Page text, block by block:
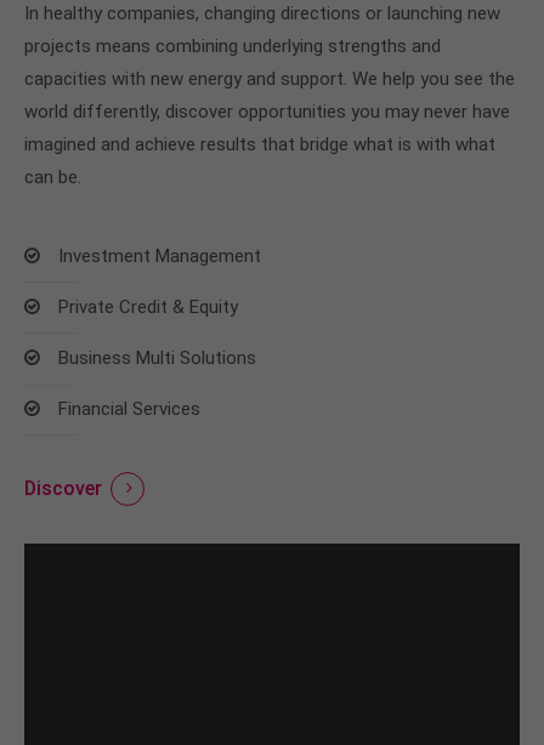
In healthy companies, changing directions or launching new
projects means combining underlying strengths and
capacities with new energy and support. We help you see the
world differently, discover opportunities you may never have
imagined and achieve results that bridge what is with what
can be.
Investment Management
Private Credit & Equity
Business Multi Solutions
Financial Services
Discover